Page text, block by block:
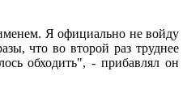
Я официально не войду
что во второй раз труднее
обходить", - прибавлял он